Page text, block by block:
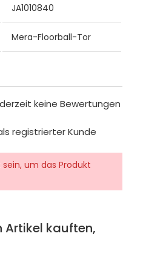
JA1010840
Mera-Floorball-Tor
keine Bewertungen
registrierter Kunde
um das Produkt
Artikel kauften,